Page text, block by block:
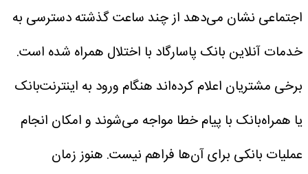
اجتماعی نشان می‌دهد از چند ساعت گذشته دسترسی به
خدمات آنلاین بانک پاسارگاد با اختلال همراه شده است.
برخی مشتریان اعلام کرده‌اند هنگام ورود به اینترنت‌بانک
یا همراه‌بانک با پیام خطا مواجه می‌شوند و امکان انجام
عملیات بانکی برای آن‌ها فراهم نیست. هنوز زمان